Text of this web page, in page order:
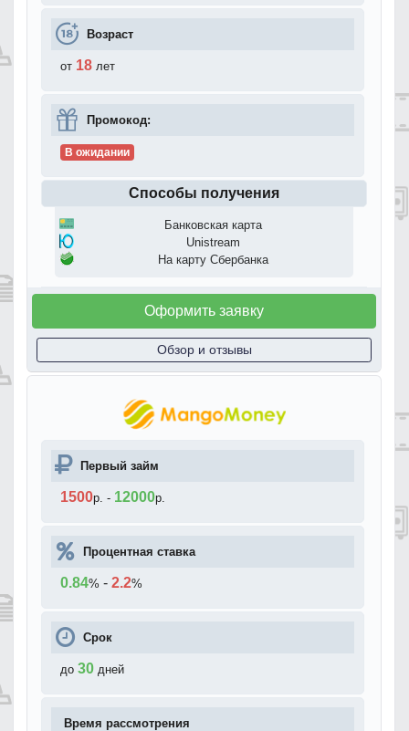
Возраст
от 18 лет
Промокод:
В ожидании
Способы получения
Банковская карта
Unistream
На карту Сбербанка
Оформить заявку
Обзор и отзывы
Первый займ
1500р. - 12000р.
Процентная ставка
0.84% - 2.2%
Срок
до 30 дней
Время рассмотрения